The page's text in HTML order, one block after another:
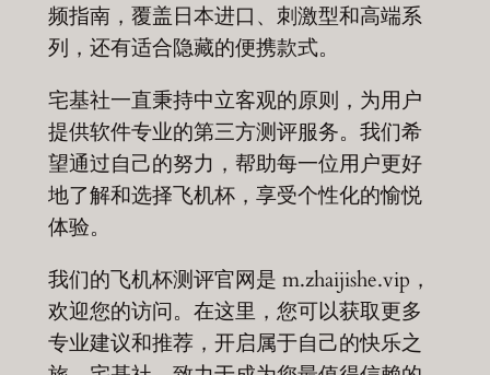
频指南，覆盖日本进口、刺激型和高端系
列，还有适合隐藏的便携款式。
宅基社一直秉持中立客观的原则，为用户
提供软件专业的第三方测评服务。我们希
望通过自己的努力，帮助每一位用户更好
地了解和选择飞机杯，享受个性化的愉悦
体验。
我们的飞机杯测评官网是 m.zhaijishe.vip，
欢迎您的访问。在这里，您可以获取更多
专业建议和推荐，开启属于自己的快乐之